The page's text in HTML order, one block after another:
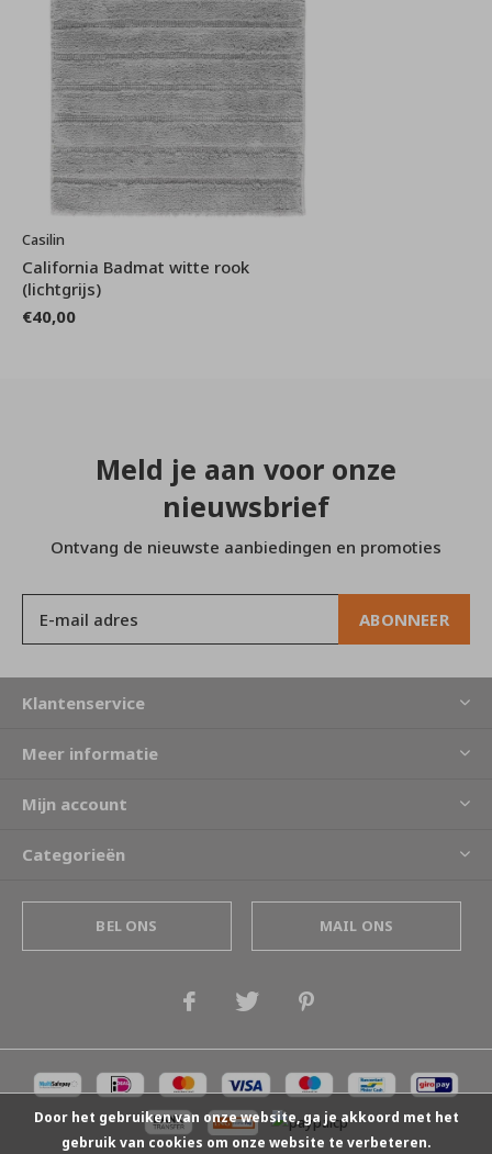
Casilin
California Badmat witte rook
(lichtgrijs)
€40,00
Meld je aan voor onze
nieuwsbrief
Ontvang de nieuwste aanbiedingen en promoties
ABONNEER
Klantenservice
Meer informatie
Mijn account
Categorieën
BEL ONS MAIL ONS
Door het gebruiken van onze website, ga je akkoord met het
gebruik van cookies om onze website te verbeteren.